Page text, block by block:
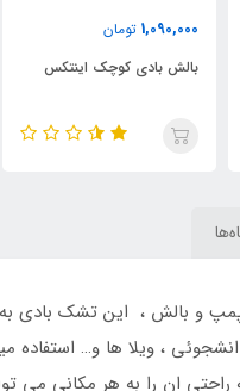
2,390,000 تومان
تشک بادی ماشین پیکاپ
و بالش ، این تشک بادی